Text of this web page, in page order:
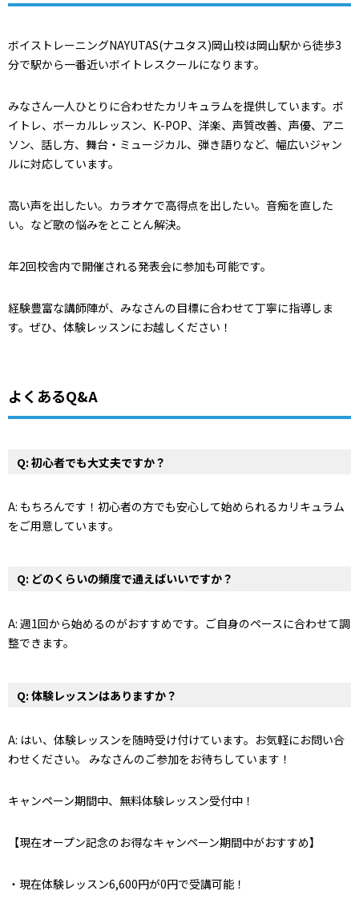
ボイストレーニングNAYUTAS(ナユタス)岡山校は岡山駅から徒歩3
分で駅から一番近いボイトレスクールになります。
みなさん一人ひとりに合わせたカリキュラムを提供しています。ボ
イトレ、ボーカルレッスン、K-POP、洋楽、声質改善、声優、アニ
ソン、話し方、舞台・ミュージカル、弾き語りなど、幅広いジャン
ルに対応しています。
高い声を出したい。カラオケで高得点を出したい。音痴を直した
い。など歌の悩みをとことん解決。
年2回校舎内で開催される発表会に参加も可能です。
経験豊富な講師陣が、みなさんの目標に合わせて丁寧に指導しま
す。ぜひ、体験レッスンにお越しください！
よくあるQ&A
Q: 初心者でも大丈夫ですか？
A: もちろんです！初心者の方でも安心して始められるカリキュラム
をご用意しています。
Q: どのくらいの頻度で通えばいいですか？
A: 週1回から始めるのがおすすめです。ご自身のペースに合わせて調
整できます。
Q: 体験レッスンはありますか？
A: はい、体験レッスンを随時受け付けています。お気軽にお問い合
わせください。 みなさんのご参加をお待ちしています！
キャンペーン期間中、無料体験レッスン受付中！
【現在オープン記念のお得なキャンペーン期間中がおすすめ】
・現在体験レッスン6,600円が0円で受講可能！